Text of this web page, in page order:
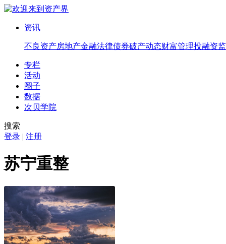
资讯
不良资产房地产金融法律债券破产动态财富管理投融资
专栏
活动
圈子
数据
次贝学院
搜索
登录 | 注册
苏宁重整